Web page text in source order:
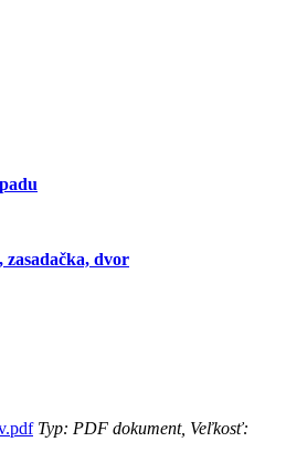
dvor
Typ: PDF dokument, Veľkosť: